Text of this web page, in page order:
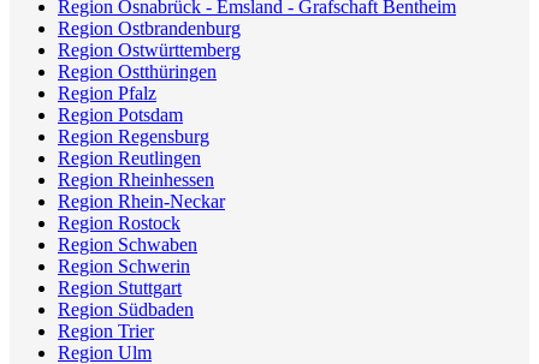
Region Osnabrück - Emsland - Grafschaft Bentheim
Region Ostbrandenburg
Region Ostwürttemberg
Region Ostthüringen
Region Pfalz
Region Potsdam
Region Regensburg
Region Reutlingen
Region Rheinhessen
Region Rhein-Neckar
Region Rostock
Region Schwaben
Region Schwerin
Region Stuttgart
Region Südbaden
Region Trier
Region Ulm